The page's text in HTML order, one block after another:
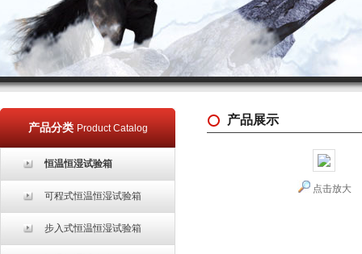
产品分类 Product Catalog
恒温恒湿试验箱
可程式恒温恒湿试验箱
步入式恒温恒湿试验箱
产品展示
点击放大